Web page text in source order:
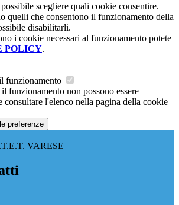
scegliere quali cookie consentire.
quelli che consentono il funzionamento della
disabilitarli.
i cookie necessari al funzionamento potete
POLICY.
funzionamento
funzionamento non possono essere
consultare l'elenco nella pagina della cookie
preferenze
VARESE